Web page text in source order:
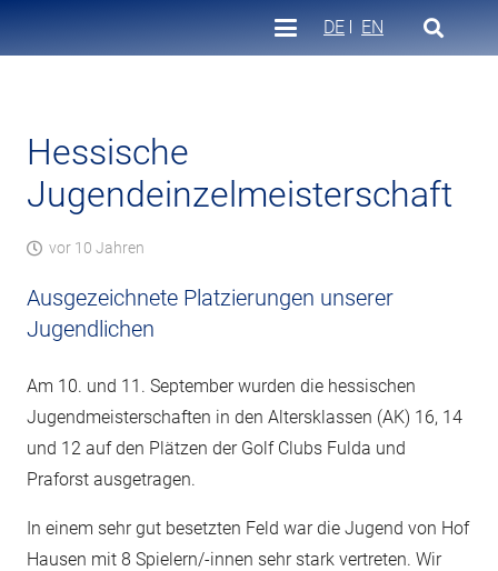
DE EN
Hessische
Jugendeinzelmeisterschaft
vor 10 Jahren
Ausgezeichnete Platzierungen unserer
Jugendlichen
Am 10. und 11. September wurden die hessischen
Jugendmeisterschaften in den Altersklassen (AK) 16, 14
und 12 auf den Plätzen der Golf Clubs Fulda und
Praforst ausgetragen.
In einem sehr gut besetzten Feld war die Jugend von Hof
Hausen mit 8 Spielern/-innen sehr stark vertreten. Wir